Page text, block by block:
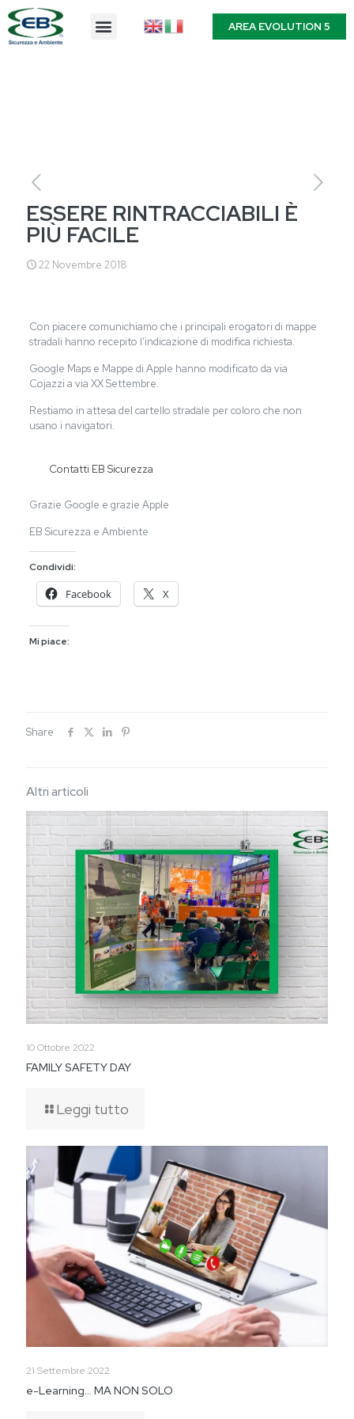
AREA EVOLUTION 5
ESSERE RINTRACCIABILI È
PIÙ FACILE
22 Novembre 2018
Con piacere comunichiamo che i principali erogatori di mappe
stradali hanno recepito l’indicazione di modifica richiesta.
Google Maps e Mappe di Apple hanno modificato da via
Cojazzi a via XX Settembre.
Restiamo in attesa del cartello stradale per coloro che non
usano i navigatori.
Contatti EB Sicurezza
Grazie Google e grazie Apple
EB Sicurezza e Ambiente
Condividi:
Facebook X
Mi piace:
Share
Altri articoli
10 Ottobre 2022
FAMILY SAFETY DAY
Leggi tutto
21 Settembre 2022
e-Learning… MA NON SOLO